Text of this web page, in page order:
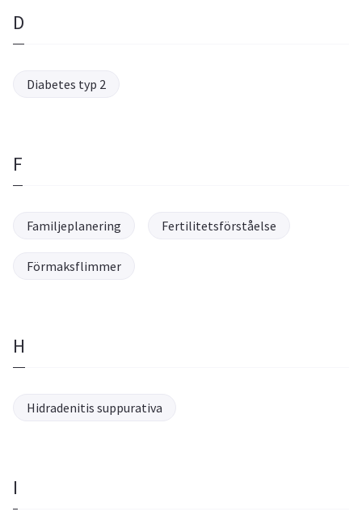
D
Diabetes typ 2
F
Familjeplanering Fertilitetsförståelse
Förmaksflimmer
H
Hidradenitis suppurativa
I